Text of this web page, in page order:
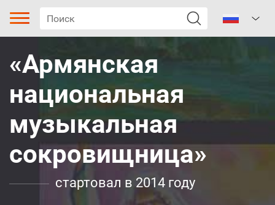
Тип песни
«Армянская
национальная
музыкальная
сокровищница»
стартовал в 2014 году